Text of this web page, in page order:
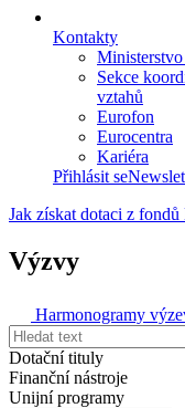
Kontakty
Sekce
vztahů
Eurofon
Eurocentra
Kariéra
Přihlásit se
Jak získat dotaci z fondů
Výzvy
Harmonogramy
Dotační tituly
Finanční nástroje
Unijní programy